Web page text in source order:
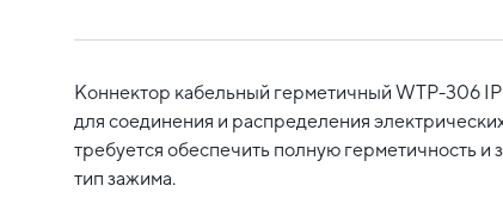
Коннектор кабельный герметичный WTP-306
для соединения и распределения
требуется обеспечить полную герметичность и
тип зажима.